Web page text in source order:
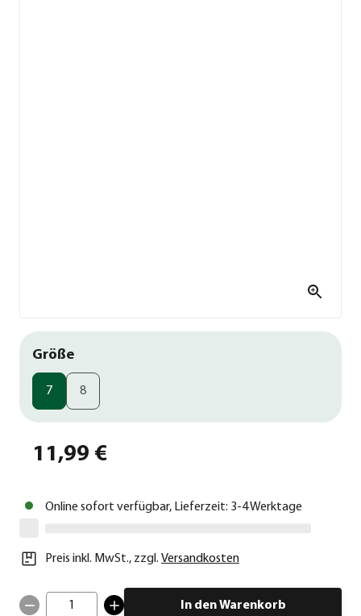
Größe
7 8
11,99 €
Online sofort verfügbar, Lieferzeit: 3-4 Werktage
Preis inkl. MwSt., zzgl. Versandkosten
1 In den Warenkorb